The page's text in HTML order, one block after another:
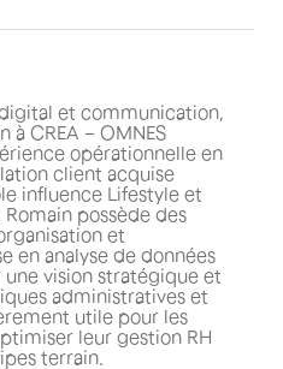
et communication,
CREA – OMNES
opérationnelle en
client acquise
influence Lifestyle et
possède des
et
en analyse de données
vision stratégique et
administratives et
utile pour les
leur gestion RH
terrain.